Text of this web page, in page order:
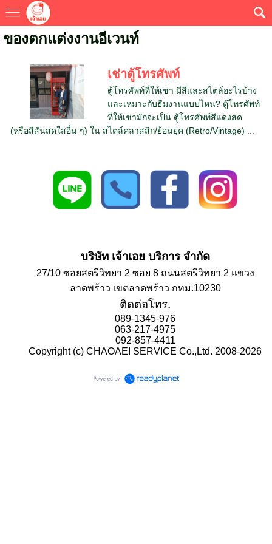
ของตกแต่งงานอีเวนท์
เช่าตู้โทรศัพท์
ตู้โทรศัพท์ที่ให้เช่า มีสีและสไตล์อะไรบ้าง
และเหมาะกับธีมงานแบบไหน? ตู้โทรศัพท์
ที่ให้เช่ามักจะเป็น ตู้โทรศัพท์สีแดงสด
(หรือสีสันสดใสอื่น ๆ) ใน สไตล์คลาสสิก/ย้อนยุค (Retro/Vintage) ...
บริษัท เจ้าเอย บริการ จำกัด
27/10 ซอยสตรีวิทยา 2 ซอย 8 ถนนสตรีวิทยา 2 แขวง
ลาดพร้าว เขตลาดพร้าว กทม.10230
ติดต่อโทร.
089-1345-976
063-217-4975
092-857-4411
Copyright (c) CHAOAEI SERVICE Co.,Ltd. 2008-2026